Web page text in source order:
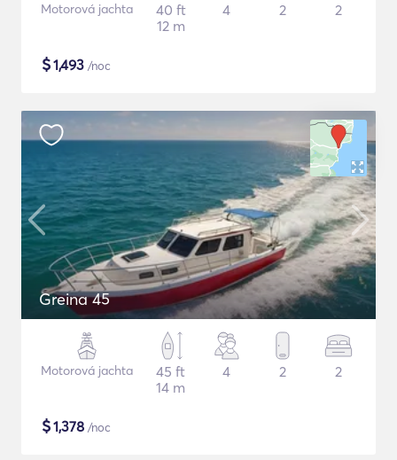
Motorová jachta
40 ft
12 m
4 2 2
$1,493 /noc
Greina 45
Motorová jachta
45 ft
14 m
4 2 2
$1,378 /noc